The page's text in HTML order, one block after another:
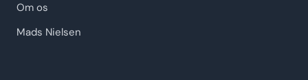
Om os
Mads Nielsen